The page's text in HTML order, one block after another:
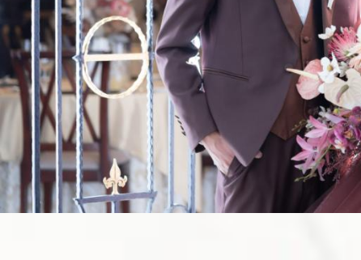
新着情報 トピックス
お電話でのご予約・お問い合わせ
054-284-2323
平日／11:00～19:00 | 土日祝／9:00～19:00
火・水曜日は定休日：祝日除く